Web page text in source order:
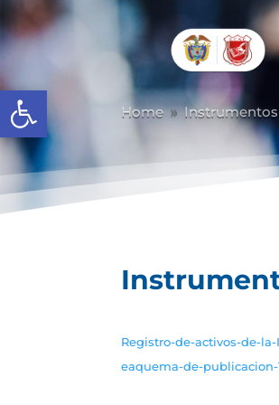
Abrir barra de herramientas
Home 9 Instrumentos
Registro-de-activos-de-
eaquema-de-publicacion-